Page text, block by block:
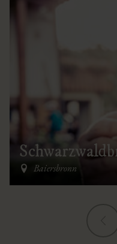
Baiersbronn